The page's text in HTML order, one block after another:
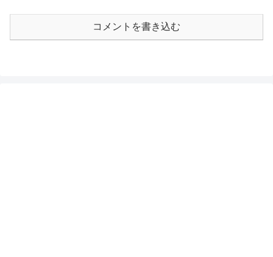
コメントを書き込む